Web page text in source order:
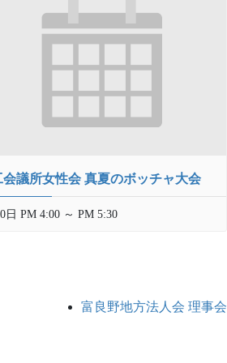
会議所女性会 真夏のボッチャ大会
日 PM 4:00 ～ PM 5:30
富良野地方法人会 理事会